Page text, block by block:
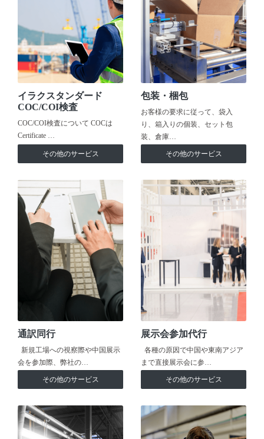
イラクスタンダード
COC/COI検査
COC/COI検査について COCは
Certificate …
その他のサービス
包装・梱包
お客様の要求に従って、袋入
り、箱入りの個装、セット包
装、倉庫…
その他のサービス
通訳同行
新規工場への視察際や中国展示
会を参加際、弊社の…
その他のサービス
展示会参加代行
各種の原因で中国や東南アジア
まで直接展示会に参…
その他のサービス